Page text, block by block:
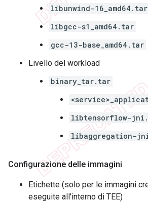
libunwind-16_amd64.tar
libgcc-s1_amd64.tar
gcc-13-base_amd64.tar
Livello del workload
binary_tar.tar
libtensorflow-
libaggregation-
Configurazione delle immagini
Etichette (solo per le immagini
eseguite all'interno di TEE)